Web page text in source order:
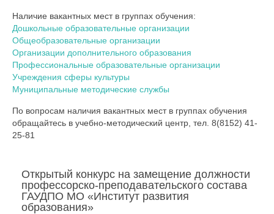
Наличие вакантных мест в группах обучения:
Дошкольные образовательные организации
Общеобразовательные организации
Организации дополнительного образования
Профессиональные образовательные организации
Учреждения сферы культуры
Муниципальные методические службы
По вопросам наличия вакантных мест в группах обучения
обращайтесь в учебно-методический центр, тел. 8(8152) 41-
25-81
Открытый конкурс на замещение должности
профессорско-преподавательского состава
ГАУДПО МО «Институт развития
образования»